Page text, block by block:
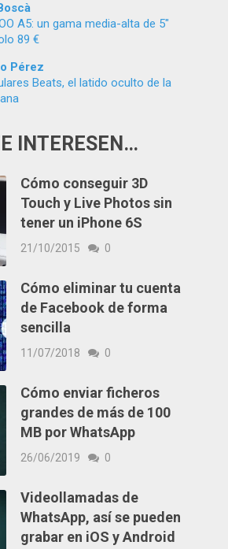
A5: un gama media-alta de 5″
89 €
Pérez
Beats, el latido oculto de la
INTERESEN…
Cómo conseguir 3D
Touch y Live Photos sin
tener un iPhone 6S
21/10/2015 0
Cómo eliminar tu cuenta
de Facebook de forma
sencilla
11/07/2018 0
Cómo enviar ficheros
grandes de más de 100
MB por WhatsApp
26/06/2019 0
Videollamadas de
WhatsApp, así se pueden
grabar en iOS y Android